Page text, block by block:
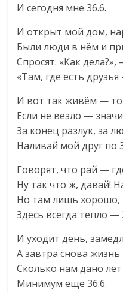
И сегодня мне 36.6.
И открыт мой дом,
Были люди в нём и
Спросят: «Как дела?»,
«Там, где есть друзья
И вот так живём — то
Если не везло —
За конец разлук, за
Наливай мой друг по
Говорят, что рай —
Ну так что ж, давай!
Но там лишь хорошо,
Здесь всегда тепло —
И уходит день,
А завтра снова жизнь
Сколько нам дано
Минимум ещё 36.6.